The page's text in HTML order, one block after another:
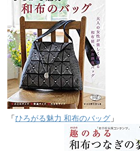
「 ひろがる魅力 和布のバッグ 」